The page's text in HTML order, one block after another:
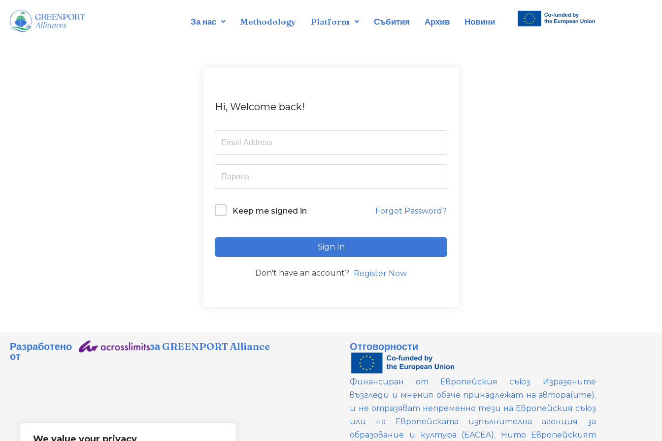
Продължете
За нас Methodology Platform Събития Архив Новини
Hi, Welcome back!
Keep me signed in Forgot Password?
Sign In
Don't have an account? Register Now
Разработено
от
за GREENPORT Alliance Отговорности
Финансиран от Европейския съюз. Изразените
възгледи и мнения обаче принадлежат на автора(ите).
и не отразяват непременно тези на Европейския съюз
или на Европейската изпълнителна агенция за
образование и култура (EACEA). Нито Европейският